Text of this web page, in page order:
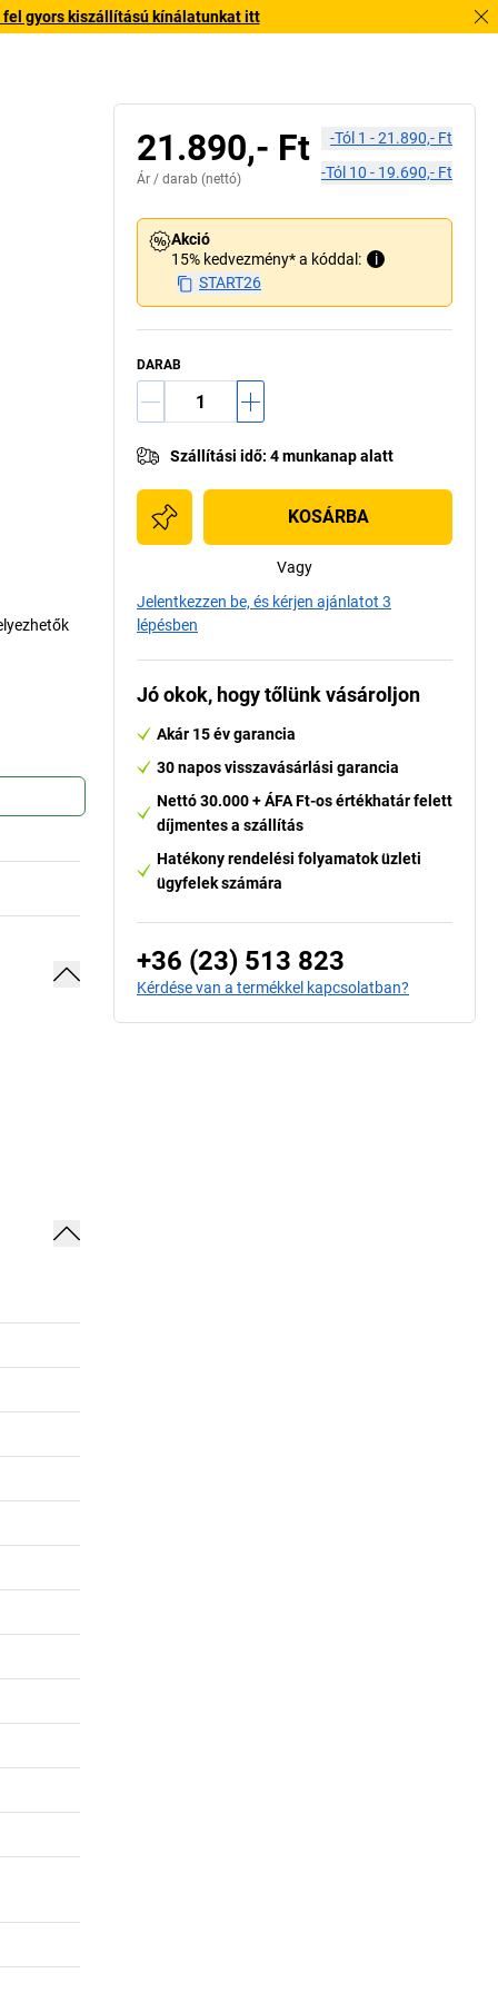
fel gyors kiszállítású kínálatunkat itt
21.890,- Ft
Ár / darab (nettó)
-tól 1 -21.890,- Ft
-tól 10 - 19.690,- Ft
Akció
15% kedvezmény* a kóddal:
i
START26
DARAB
Szállítási idő: 4 munkanap alatt
KOSÁRBA
Vagy
Jelentkezzen be, és kérjen ajánlatot 3
lépésben
Jó okok, hogy tőlünk vásároljon
Akár 15 év garancia
30 napos visszavásárlási garancia
Nettó 30.000 + ÁFA Ft-os értékhatár felett
díjmentes a szállítás
Hatékony rendelési folyamatok üzleti
ügyfelek számára
+36 (23) 513 823
Kérdése van a termékkel kapcsolatban?